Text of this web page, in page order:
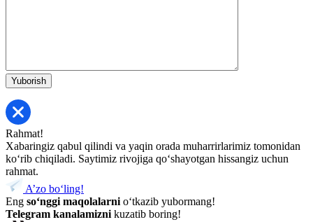
Rahmat!
Xabaringiz qabul qilindi va yaqin orada muharrirlarimiz tomonidan
koʻrib chiqiladi. Saytimiz rivojiga qoʻshayotgan hissangiz uchun
rahmat.
A’zo bo‘ling!
Eng so‘nggi maqolalarni o‘tkazib yubormang!
Telegram kanalamizni kuzatib boring!